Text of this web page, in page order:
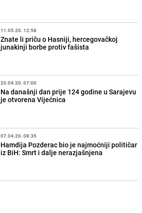
11.05.20. 12:58
Znate li priču o Hasniji, hercegovačkoj
junakinji borbe protiv fašista
20.04.20. 07:00
Na današnji dan prije 124 godine u Sarajevu
je otvorena Vijećnica
07.04.20. 08:35
Hamdija Pozderac bio je najmoćniji političar
iz BiH: Smrt i dalje nerazjašnjena